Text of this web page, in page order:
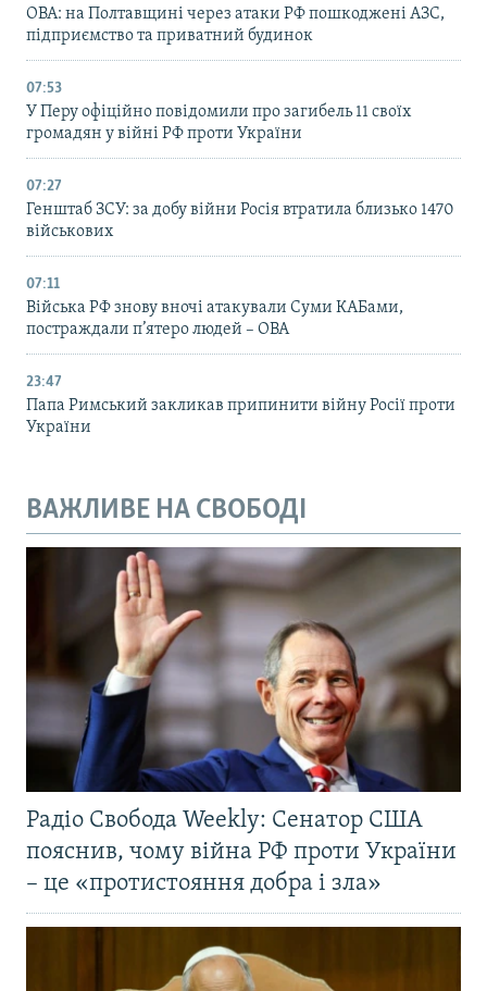
ОВА: на Полтавщині через атаки РФ пошкоджені АЗС,
підприємство та приватний будинок
07:53
У Перу офіційно повідомили про загибель 11 своїх
громадян у війні РФ проти України
07:27
Генштаб ЗСУ: за добу війни Росія втратила близько 1470
військових
07:11
Війська РФ знову вночі атакували Суми КАБами,
постраждали п’ятеро людей – ОВА
23:47
Папа Римський закликав припинити війну Росії проти
України
ВАЖЛИВЕ НА СВОБОДІ
Радіо Свобода Weekly: Сенатор США
пояснив, чому війна РФ проти України
– це «протистояння добра і зла»